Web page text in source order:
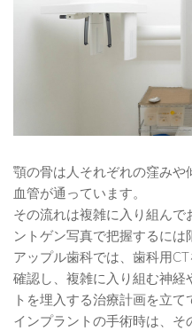
顎の骨は人それぞれの窪みや
血管が通っています。
その流れは複雑に入り組んで
ントゲン写真で把握するには
アップル歯科では、歯科用
確認し、複雑に入り組む神経
トを埋入する治療計画を立て
インプラントの手術時は、